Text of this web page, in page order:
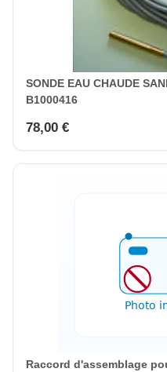
SONDE EAU CHAUDE
B1000416
78,00 €
Raccord d'assemblage